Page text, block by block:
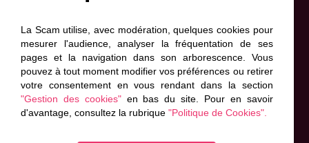
contact
*
*
J'accepte que ces informations soient exploitées
par la Scam, conformément à sa politique de
Données personnelles. *
La Scam utilise, avec modération, quelques cookies pour
mesurer l'audience, analyser la fréquentation de ses
pages et la navigation dans son arborescence. Vous
pouvez à tout moment modifier vos préférences ou retirer
votre consentement en vous rendant dans la section
"Gestion des cookies"en bas du site. Pour en savoir
d'avantage, consultez la rubrique "Politique de Cookies".